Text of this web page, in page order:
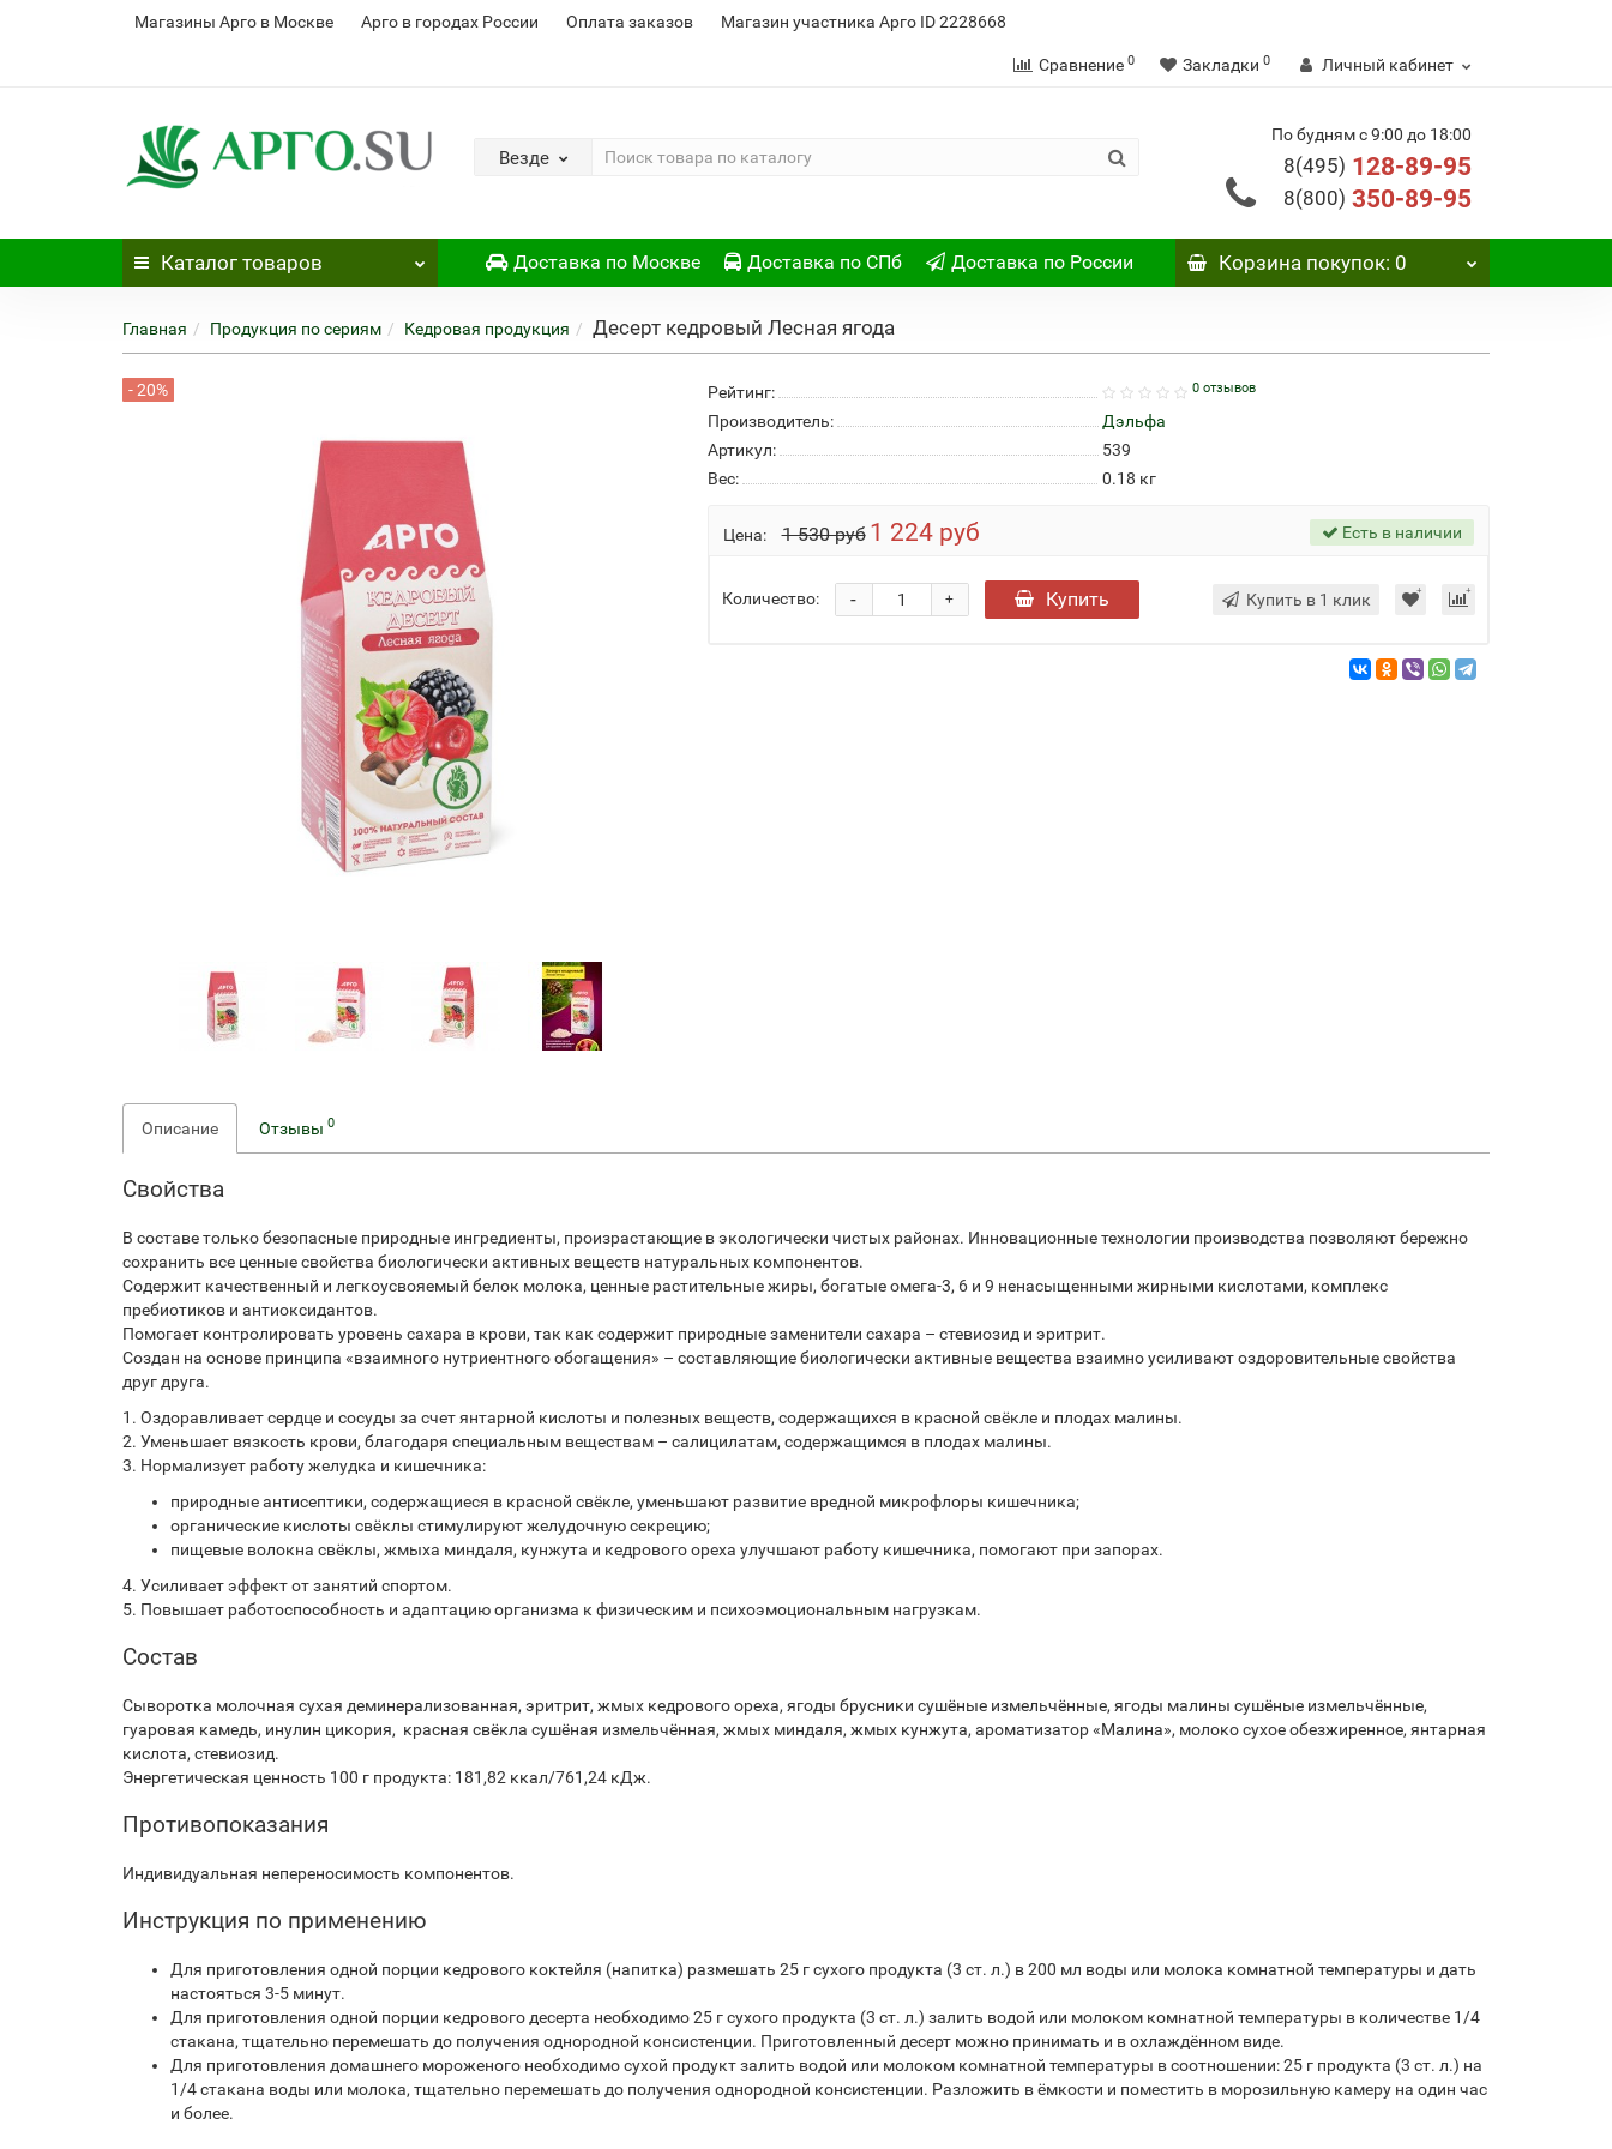
Магазины Арго в Москве Арго в городах России Оплата заказов Магазин участника Арго ID 2228668
Сравнение 0 Закладки 0 Личный кабинет
Везде
По будням с 9:00 до 18:00
8(495) 128-89-95
8(800) 350-89-95
Каталог товаров Доставка по Москве Доставка по СПб Доставка по России Корзинапокупок: 0
Главная Продукция по сериям Кедровая продукция Десерт кедровый Лесная ягода
- 20% Рейтинг: 0 отзывов
Производитель:
Дэльфа
Артикул:
539
Вес:
0.18 кг
Цена: 1 530 руб 1 224 руб Есть в наличии
Количество: +
- Купить Купить в 1 клик
Описание Отзывы 0
Свойства
В составе только безопасные природные ингредиенты, произрастающие в экологически чистых районах. Инновационные технологии производства позволяют бережно
сохранить все ценные свойства биологически активных веществ натуральных компонентов.
Содержит качественный и легкоусвояемый белок молока, ценные растительные жиры, богатые омега-3, 6 и 9 ненасыщенными жирными кислотами, комплекс
пребиотиков и антиоксидантов.
Помогает контролировать уровень сахара в крови, так как содержит природные заменители сахара – стевиозид и эритрит.
Создан на основе принципа «взаимного нутриентного обогащения» – составляющие биологически активные вещества взаимно усиливают оздоровительные свойства
друг друга.
1. Оздоравливает сердце и сосуды за счет янтарной кислоты и полезных веществ, содержащихся в красной свёкле и плодах малины.
2. Уменьшает вязкость крови, благодаря специальным веществам – салицилатам, содержащимся в плодах малины.
3. Нормализует работу желудка и кишечника:
природные антисептики, содержащиеся в красной свёкле, уменьшают развитие вредной микрофлоры кишечника;
органические кислоты свёклы стимулируют желудочную секрецию;
пищевые волокна свёклы, жмыха миндаля, кунжута и кедрового ореха улучшают работу кишечника, помогают при запорах.
4. Усиливает эффект от занятий спортом.
5. Повышает работоспособность и адаптацию организма к физическим и психоэмоциональным нагрузкам.
Состав
Сыворотка молочная сухая деминерализованная, эритрит, жмых кедрового ореха, ягоды брусники сушёные измельчённые, ягоды малины сушёные измельчённые,
гуаровая камедь, инулин цикория, красная свёкла сушёная измельчённая, жмых миндаля, жмых кунжута, ароматизатор «Малина», молоко сухое обезжиренное, янтарная
кислота, стевиозид.
Энергетическая ценность 100 г продукта: 181,82 ккал/761,24 кДж.
Противопоказания
Индивидуальная непереносимость компонентов.
Инструкция по применению
Для приготовления одной порции кедрового коктейля (напитка) размешать 25 г сухого продукта (3 ст. л.) в 200 мл воды или молока комнатной температуры и дать
настояться 3-5 минут.
Для приготовления одной порции кедрового десерта необходимо 25 г сухого продукта (3 ст. л.) залить водой или молоком комнатной температуры в количестве 1/4
стакана, тщательно перемешать до получения однородной консистенции. Приготовленный десерт можно принимать и в охлаждённом виде.
Для приготовления домашнего мороженого необходимо сухой продукт залить водой или молоком комнатной температуры в соотношении: 25 г продукта (3 ст. л.) на
1/4 стакана воды или молока, тщательно перемешать до получения однородной консистенции. Разложить в ёмкости и поместить в морозильную камеру на один час
и более.